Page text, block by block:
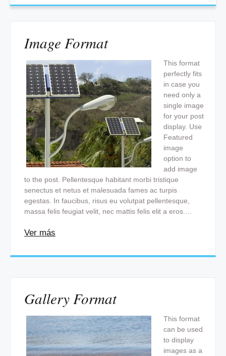
Image Format
This format
perfectly fits
in case you
need only a
single image
for your post
display. Use
Featured
image
option to
add image
to the post. Pellentesque habitant morbi tristique
senectus et netus et malesuada fames ac turpis
egestas. In faucibus, risus eu volutpat pellentesque,
massa felis feugiat velit, nec mattis felis elit a eros.…
Ver más
Gallery Format
This format
can be used
to display
images as a